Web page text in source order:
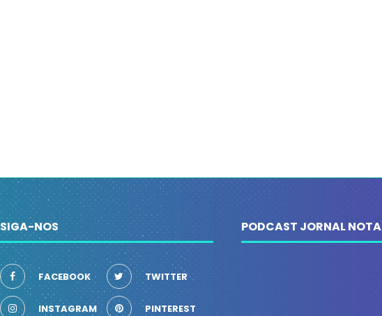
SIGA-NOS
FACEBOOK TWITTER
INSTAGRAM PINTEREST
PODCAST JORNAL NOTA